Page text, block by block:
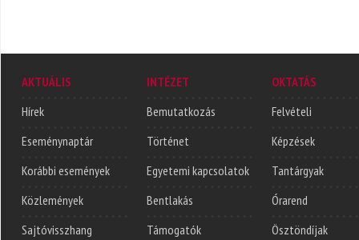
AKTUÁLIS
Hírek
Eseménynaptár
Korábbi események
Közlemények
Sajtóvisszhang
INTÉZET
Bemutatkozás
Történet
Egyetemi kapcsolatok
Bentlakás
Támogatók
OKTATÁS
Felvételi
Képzések
Tantárgyak
Órarend
Ösztöndíjak